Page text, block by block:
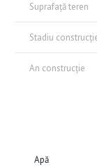
Suprafață teren
Stadiu
An construcție
Apă